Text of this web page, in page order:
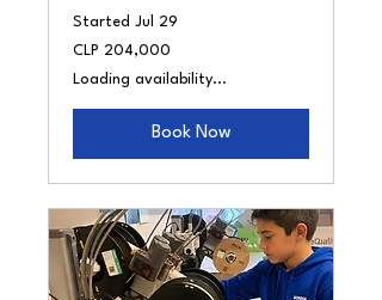
Started Jul 29
204,000
Chilean
pesos
CLP 204,000
Loading availability...
Book Now